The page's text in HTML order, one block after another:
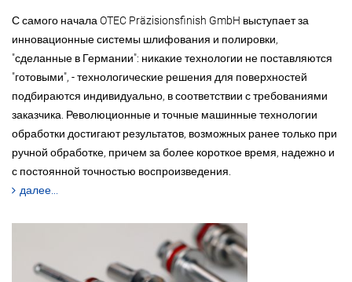
С самого начала OTEC Präzisionsfinish GmbH выступает за
инновационные системы шлифования и полировки,
"сделанные в Германии": никакие технологии не поставляются
"готовыми", - технологические решения для поверхностей
подбираются индивидуально, в соответствии с требованиями
заказчика. Революционные и точные машинные технологии
обработки достигают результатов, возможных ранее только при
ручной обработке, причем за более короткое время, надежно и
с постоянной точностью воспроизведения.
далее...